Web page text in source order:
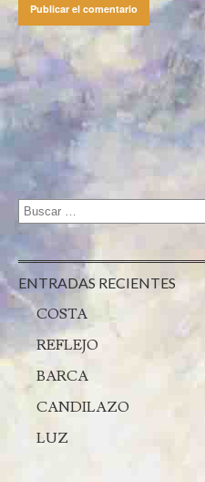
ENTRADAS RECIENTES
COSTA
REFLEJO
BARCA
CANDILAZO
LUZ